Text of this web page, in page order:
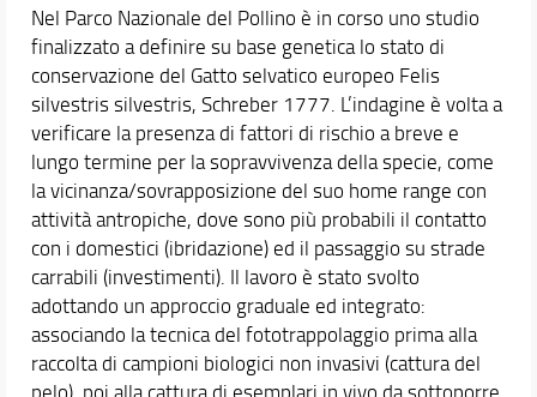
Nel Parco Nazionale del Pollino è in corso uno studio
finalizzato a definire su base genetica lo stato di
conservazione del Gatto selvatico europeo Felis
silvestris silvestris, Schreber 1777. L’indagine è volta a
verificare la presenza di fattori di rischio a breve e
lungo termine per la sopravvivenza della specie, come
la vicinanza/sovrapposizione del suo home range con
attività antropiche, dove sono più probabili il contatto
con i domestici (ibridazione) ed il passaggio su strade
carrabili (investimenti). Il lavoro è stato svolto
adottando un approccio graduale ed integrato:
associando la tecnica del fototrappolaggio prima alla
raccolta di campioni biologici non invasivi (cattura del
pelo), poi alla cattura di esemplari in vivo da sottoporre